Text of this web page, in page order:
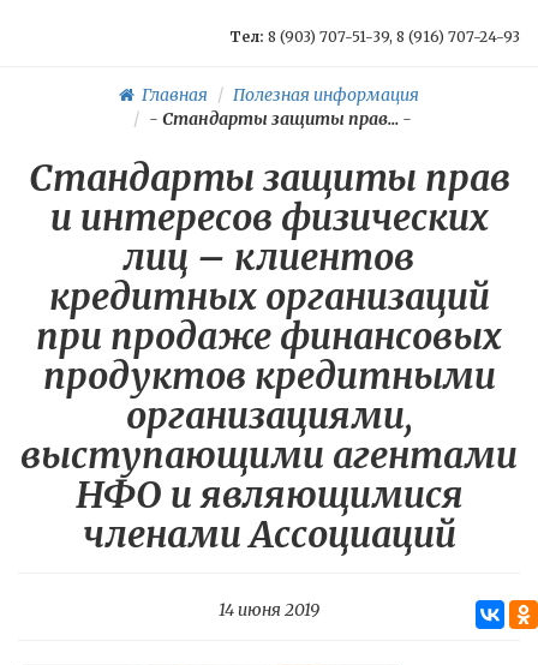
Тел: 8 (903) 707-51-39, 8 (916) 707-24-93
Главная
Полезная информация
- Стандарты защиты прав...-
Стандарты защиты прав
и интересов физических
лиц – клиентов
кредитных организаций
при продаже финансовых
продуктов кредитными
организациями,
выступающими агентами
НФО и являющимися
членами Ассоциаций
14 июня 2019